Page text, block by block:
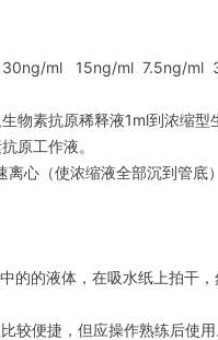
ml 15ng/ml 7.5ng/ml
物素抗原稀释液1ml到浓缩
原工作液。
离心（使浓缩液全部沉到管
的的液体，在吸水纸上拍干
较便捷，但应操作熟练后使用